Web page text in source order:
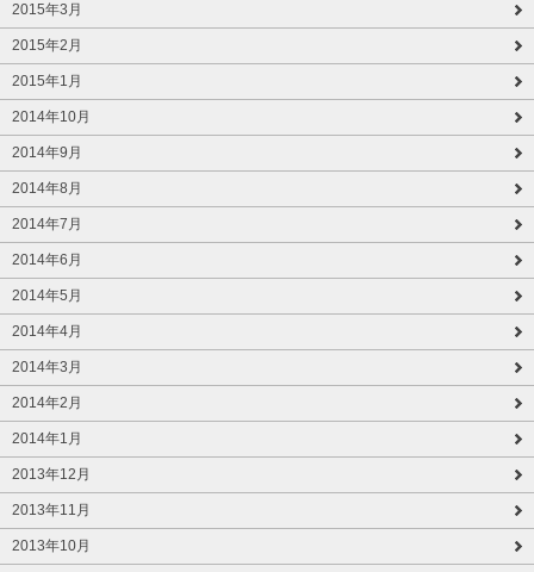
2015年3月
2015年2月
2015年1月
2014年10月
2014年9月
2014年8月
2014年7月
2014年6月
2014年5月
2014年4月
2014年3月
2014年2月
2014年1月
2013年12月
2013年11月
2013年10月